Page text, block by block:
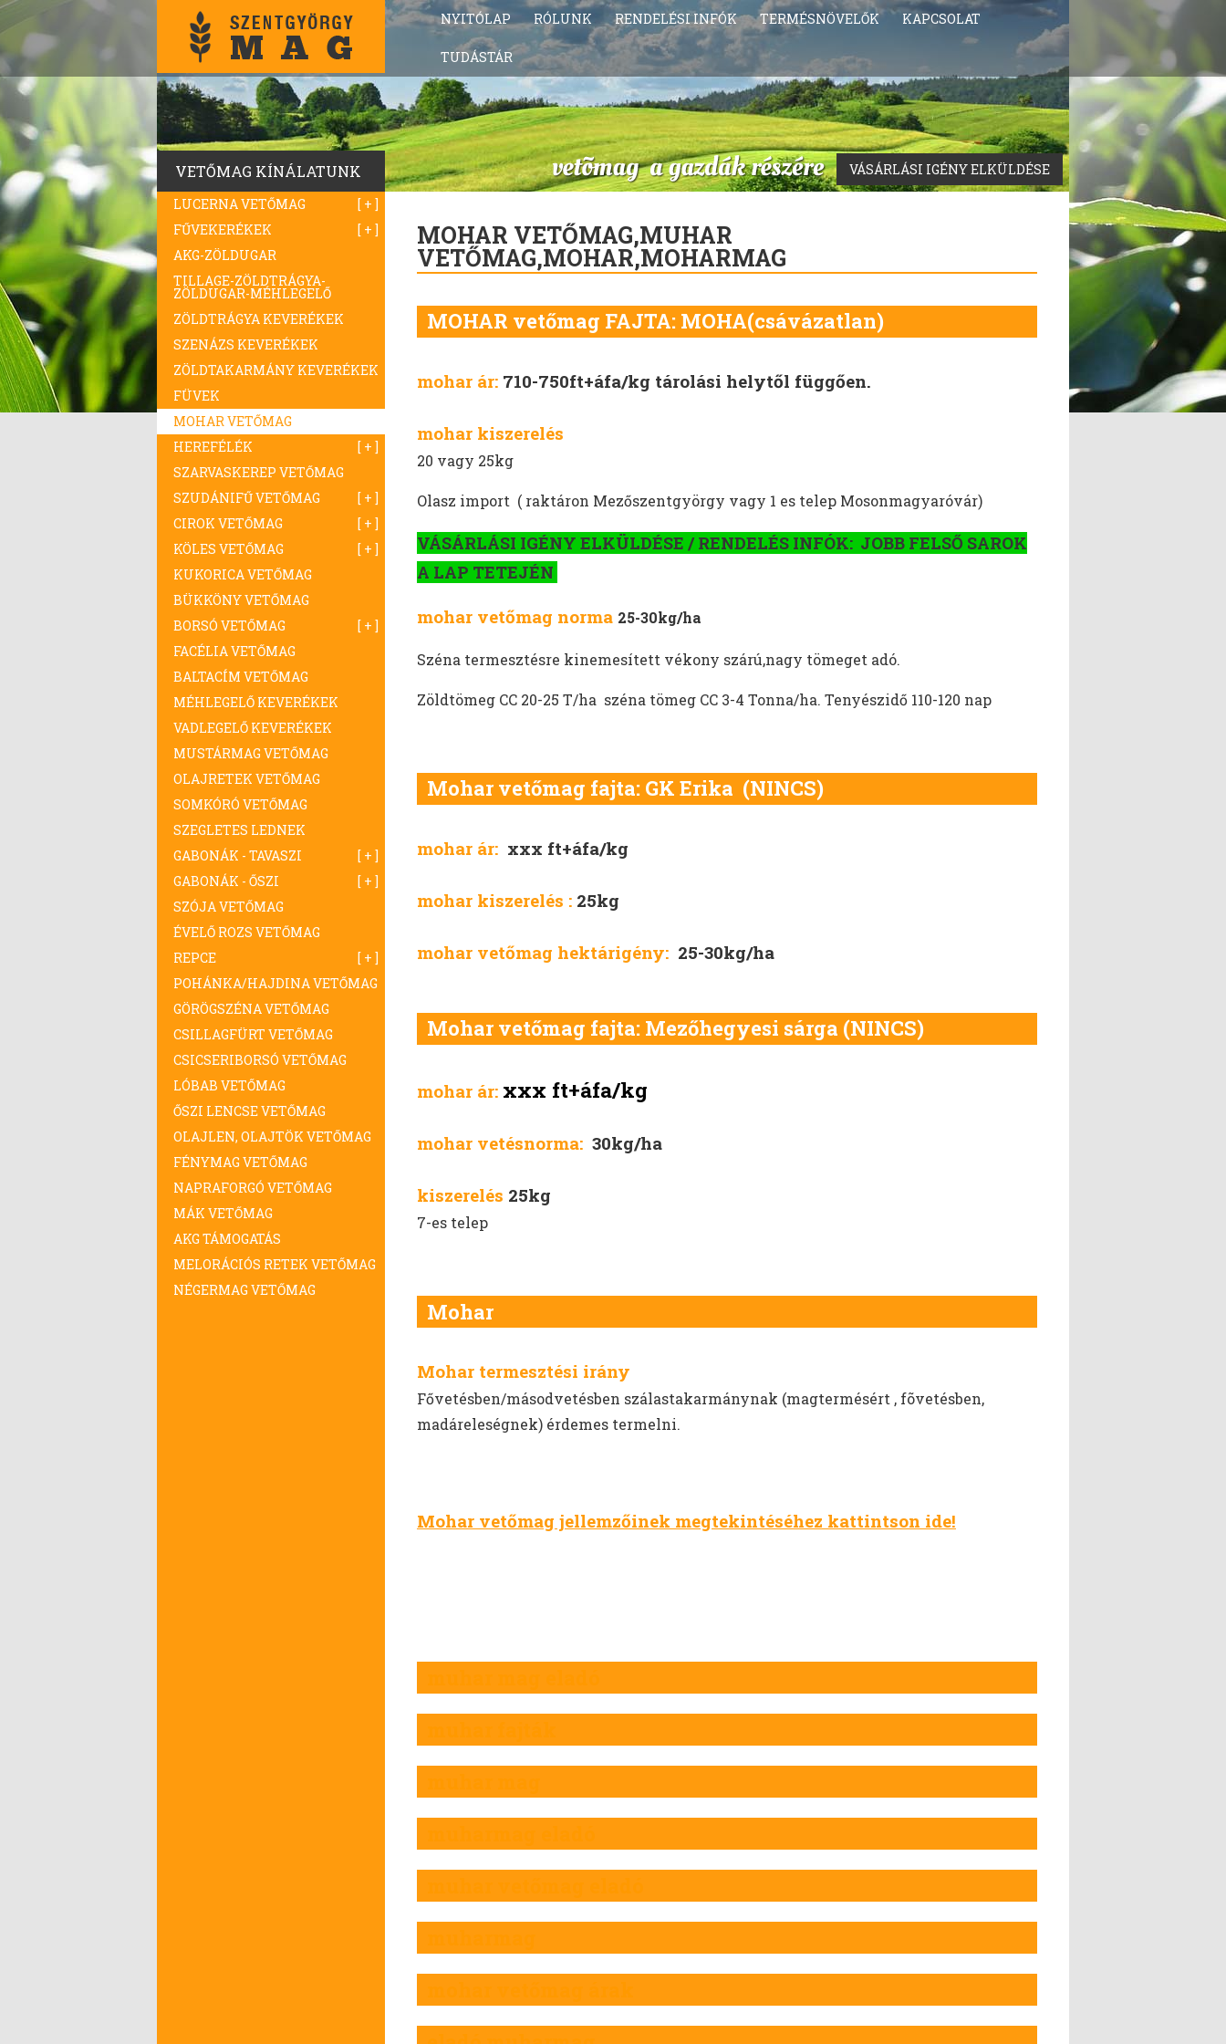
NYITÓLAP RÓLUNK RENDELÉSI INFÓK TERMÉSNÖVELŐK KAPCSOLAT
TUDÁSTÁR
VÁSÁRLÁSI IGÉNY ELKÜLDÉSE
VETŐMAG KÍNÁLATUNK
LUCERNA VETŐMAG
FŰVEKERÉKEK
AKG-ZÖLDUGAR
TILLAGE-ZÖLDTRÁGYA-
ZÖLDUGAR-MÉHLEGELŐ
ZÖLDTRÁGYA KEVERÉKEK
SZENÁZS KEVERÉKEK
ZÖLDTAKARMÁNY KEVERÉKEK
FÜVEK
MOHAR VETŐMAG
HEREFÉLÉK
SZARVASKEREP VETŐMAG
SZUDÁNIFŰ VETŐMAG
CIROK VETŐMAG
KÖLES VETŐMAG
KUKORICA VETŐMAG
BÜKKÖNY VETŐMAG
BORSÓ VETŐMAG
FACÉLIA VETŐMAG
BALTACÍM VETŐMAG
MÉHLEGELŐ KEVERÉKEK
VADLEGELŐ KEVERÉKEK
MUSTÁRMAG VETŐMAG
OLAJRETEK VETŐMAG
SOMKÓRÓ VETŐMAG
SZEGLETES LEDNEK
GABONÁK - TAVASZI
GABONÁK - ŐSZI
SZÓJA VETŐMAG
ÉVELŐ ROZS VETŐMAG
REPCE
POHÁNKA/HAJDINA VETŐMAG
GÖRÖGSZÉNA VETŐMAG
CSILLAGFÜRT VETŐMAG
CSICSERIBORSÓ VETŐMAG
LÓBAB VETŐMAG
ŐSZI LENCSE VETŐMAG
OLAJLEN, OLAJTÖK VETŐMAG
FÉNYMAG VETŐMAG
NAPRAFORGÓ VETŐMAG
MÁK VETŐMAG
AKG TÁMOGATÁS
MELORÁCIÓS RETEK VETŐMAG
NÉGERMAG VETŐMAG
MOHAR VETŐMAG,MUHAR
VETŐMAG,MOHAR,MOHARMAG
MOHAR vetőmag FAJTA: MOHA(csávázatlan)
mohar ár: 710-750ft+áfa/kg tárolási helytől függően.
mohar kiszerelés
20 vagy 25kg
Olasz import ( raktáron Mezőszentgyörgy vagy 1 es telep Mosonmagyaróvár)
VÁSÁRLÁSI IGÉNY ELKÜLDÉSE / RENDELÉS INFÓK: JOBB FELSŐ SAROK
A LAP TETEJÉN
mohar vetőmag norma 25-30kg/ha
Széna termesztésre kinemesített vékony szárú,nagy tömeget adó.
Zöldtömeg CC 20-25 T/ha széna tömeg CC 3-4 Tonna/ha. Tenyészidő 110-120 nap
Mohar vetőmag fajta: GK Erika (NINCS)
mohar ár: xxx ft+áfa/kg
mohar kiszerelés : 25kg
mohar vetőmag hektárigény: 25-30kg/ha
Mohar vetőmag fajta: Mezőhegyesi sárga (NINCS)
mohar ár: xxx ft+áfa/kg
mohar vetésnorma: 30kg/ha
kiszerelés 25kg
7-es telep
Mohar
Mohar termesztési irány
Fővetésben/másodvetésben szálastakarmánynak (magtermésért , fõvetésben,
madáreleségnek) érdemes termelni.
Mohar vetőmag jellemzőinek megtekintéséhez kattintson ide!